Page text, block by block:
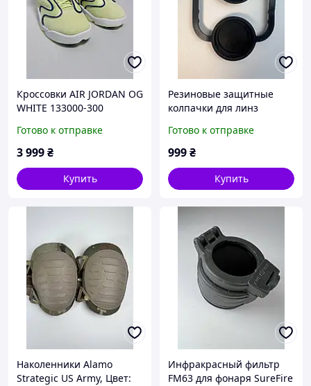
Кроссовки AIR JORDAN OG
WHITE 133000-300
Готово к отправке
3 999₴
Купить
Резиновые защитные
колпачки для линз
видения на PVS-31/
ПВС-31 комплект 2 штуки
Готово к отправке
999₴
Купить
Наколенники Alamo
Strategic US Army, Цвет:
Инфракрасный фильтр
FM63 для фонаря SureFire